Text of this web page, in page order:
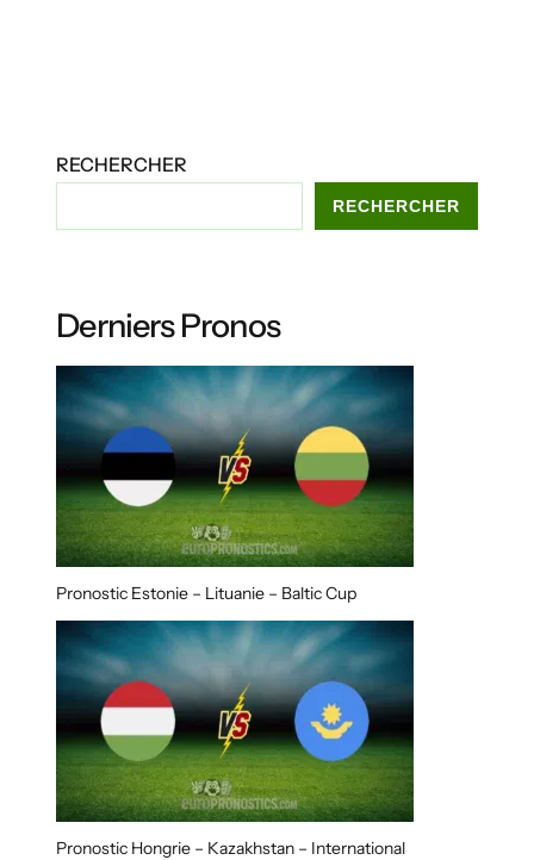
RECHERCHER
RECHERCHER
Derniers Pronos
Pronostic Estonie – Lituanie – Baltic Cup
Pronostic Hongrie – Kazakhstan – International